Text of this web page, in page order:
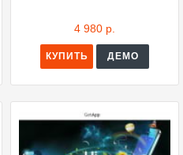
4 980 р.
КУПИТЬ ДЕМО